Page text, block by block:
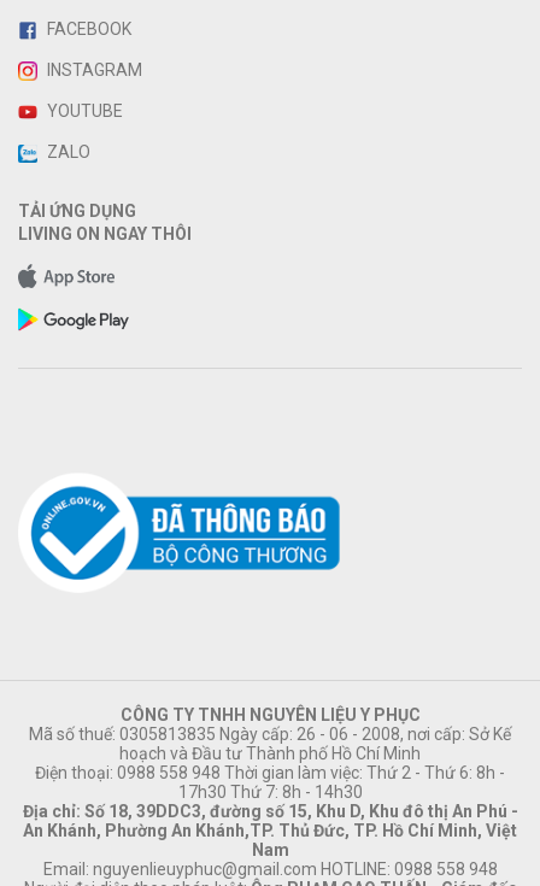
FACEBOOK
INSTAGRAM
YOUTUBE
ZALO
TẢI ỨNG DỤNG
LIVING ON NGAY THÔI
CÔNG TY TNHH NGUYÊN LIỆU Y PHỤC
Mã số thuế: 0305813835 Ngày cấp: 26 - 06 - 2008, nơi cấp: Sở Kế
hoạch và Đầu tư Thành phố Hồ Chí Minh
Điện thoại: 0988 558 948 Thời gian làm việc: Thứ 2 - Thứ 6: 8h -
17h30 Thứ 7: 8h - 14h30
Địa chỉ: Số 18, 39DDC3, đường số 15, Khu D, Khu đô thị An Phú -
An Khánh, Phường An Khánh,TP. Thủ Đức, TP. Hồ Chí Minh, Việt
Nam
Email: nguyenlieuyphuc@gmail.com HOTLINE: 0988 558 948